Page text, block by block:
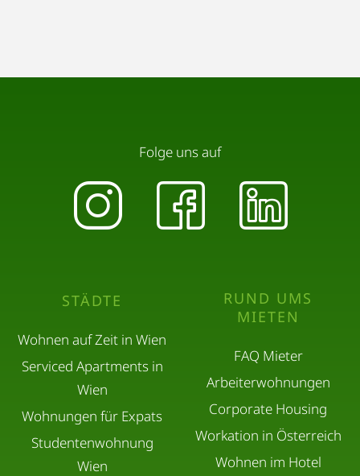
STÄDTE
Wohnen auf Zeit in Wien
Serviced Apartments in
Wien
Wohnungen für Expats
Studentenwohnung
Wien
RUND UMS
MIETEN
FAQ Mieter
Arbeiterwohnungen
Corporate Housing
Workation in Österreich
Wohnen im Hotel
Folge uns auf